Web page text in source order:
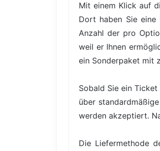
Mit einem Klick auf
Dort haben Sie eine
Anzahl der pro
weil er Ihnen
ein Sonderpaket mit
Sobald Sie ein
über
werden akzeptiert.
Die Liefermethode